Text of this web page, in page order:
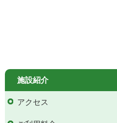
施設紹介
アクセス